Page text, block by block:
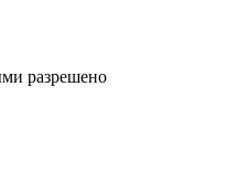
разрешено